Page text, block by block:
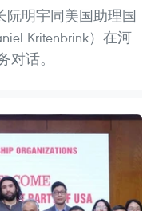
阮明宇同美国助理国
Kritenbrink）在河
话。